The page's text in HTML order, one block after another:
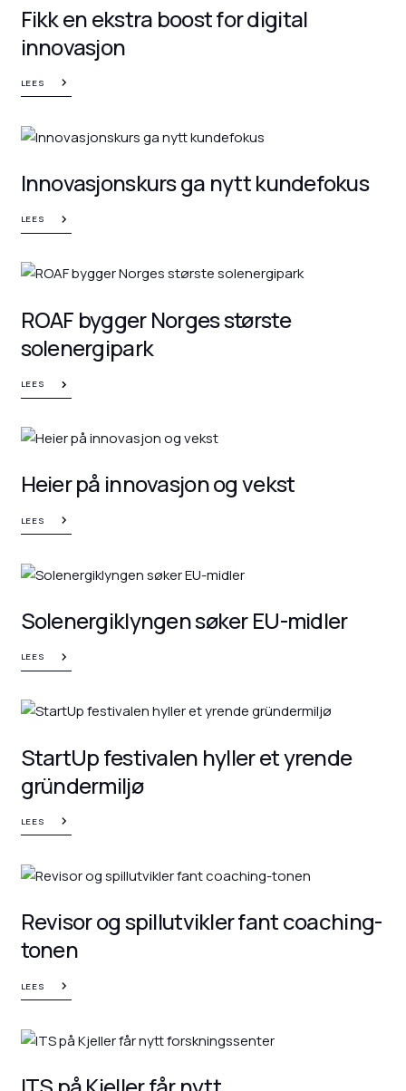
Fikk en ekstra boost for digital
innovasjon
LEES
Innovasjonskurs ga nytt kundefokus
LEES
ROAF bygger Norges største
solenergipark
LEES
Heier på innovasjon og vekst
LEES
Solenergiklyngen søker EU-midler
LEES
StartUp festivalen hyller et yrende
gründermiljø
LEES
Revisor og spillutvikler fant coaching-
tonen
LEES